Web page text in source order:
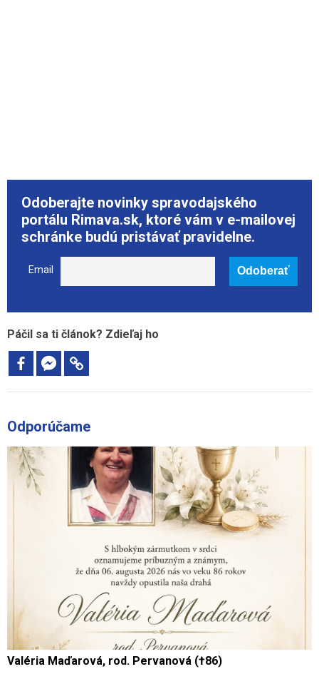
Odoberajte novinky spravodajského
portálu Rimava.sk, ktoré vám v e-mailovej
schránke budú pristávať pravidelne.
Email
Páčil sa ti článok? Zdieľaj ho
Odporúčame
Valéria Maďarová, rod. Pervanová (†86)